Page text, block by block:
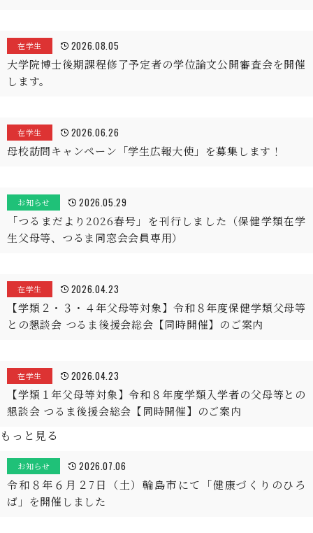
在学生 2026.08.05
大学院博士後期課程修了予定者の学位論文公開審査会を開催
します。
在学生 2026.06.26
母校訪問キャンペーン「学生広報大使」を募集します！
お知らせ 2026.05.29
「つるまだより2026春号」を刊行しました（保健学類在学
生父母等、つるま同窓会会員専用）
在学生 2026.04.23
【学類２・３・４年父母等対象】令和８年度保健学類父母等
との懇談会 つるま後援会総会【同時開催】のご案内
在学生 2026.04.23
【学類１年父母等対象】令和８年度学類入学者の父母等との
懇談会 つるま後援会総会【同時開催】のご案内
もっと見る
お知らせ 2026.07.06
令和８年６月２7日（土）輪島市にて「健康づくりのひろ
ば」を開催しました